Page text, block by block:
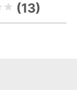
(13)